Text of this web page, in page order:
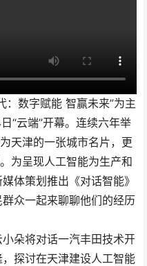
：数字赋能 智赢未来”为主
“云端”开幕。连续六年举
天津的一张城市名片，更
为呈现人工智能为生产和
体策划推出《对话智能》
众一起来聊聊他们的经历
朵将对话一汽丰田技术开
探讨在天津建设人工智能